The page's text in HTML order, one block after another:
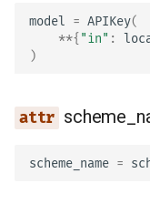
model = APIKey(
**{ "in" :
)
scheme_name =